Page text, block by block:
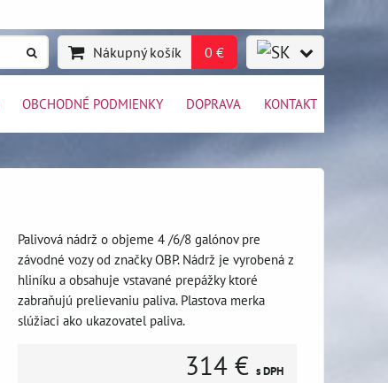
Nákupný košík 0 €
OBCHODNÉ PODMIENKY DOPRAVA KONTAKT
Palivová nádrž o objeme 4 /6/8 galónov pre
závodné vozy od značky OBP. Nádrž je vyrobená z
hliníku a obsahuje vstavané prepážky ktoré
zabraňujú prelievaniu paliva. Plastova merka
slúžiaci ako ukazovatel paliva.
314 € s DPH